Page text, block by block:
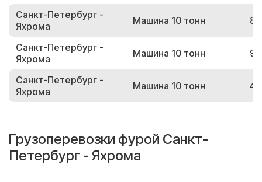
Санкт-Петербург -
Яхрома
Машина 10 тонн
Санкт-Петербург -
Яхрома
Машина 10 тонн
Санкт-Петербург -
Яхрома
Машина 10 тонн
Грузоперевозки фурой Санкт-
Петербург - Яхрома